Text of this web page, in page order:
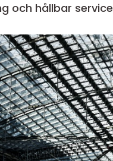
och hållbar service